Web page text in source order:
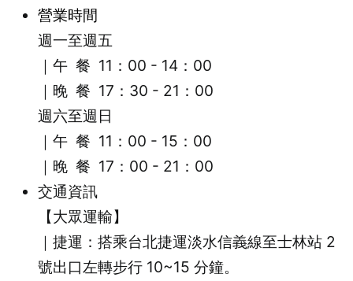
營業時間
週一至週五
｜午 餐 11 ： 00 - 14： 00
｜ 晚 餐 17：30 - 21：00
週六至週日
｜午 餐 11：00 - 15：00
｜晚 餐 17：00 - 21：00
交通資訊
【大眾運輸】
｜捷運：搭乘台北捷運淡水信義線至士林站 2
號出口左轉步行 10~15 分鐘。